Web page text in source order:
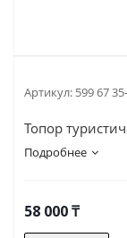
Артикул: 599 67
Топор
Подробнее
58 000₸